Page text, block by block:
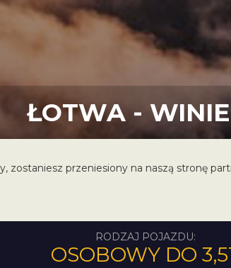
ŁOTWA -
przeniesiony na naszą stronę
RODZAJ POJAZDU:
OSOBOWY DO